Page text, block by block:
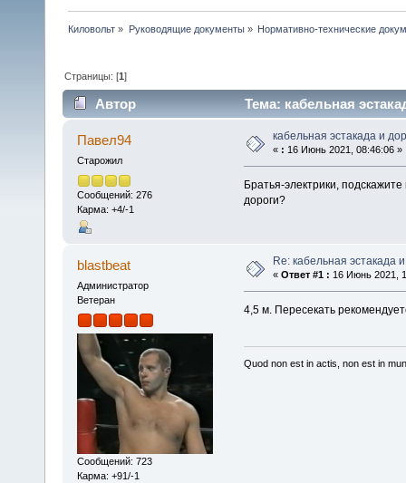
Киловольт » Руководящие документы» Нормативно-технические
Страницы: [1]
Автор Тема: кабельная
Павел94
Старожил
Сообщений: 276
Карма: +4/-1
кабельная эстакада и
« : 16 Июнь 2021, 08:46:06 »
Братья-электрики,
дороги?
blastbeat
Администратор
Ветеран
Сообщений: 723
Карма: +91/-1
Re: кабельная эстакада
« Ответ #1 : 16 Июнь 2021,
4,5 м. Пересекать
Quod non est in actis, non est in